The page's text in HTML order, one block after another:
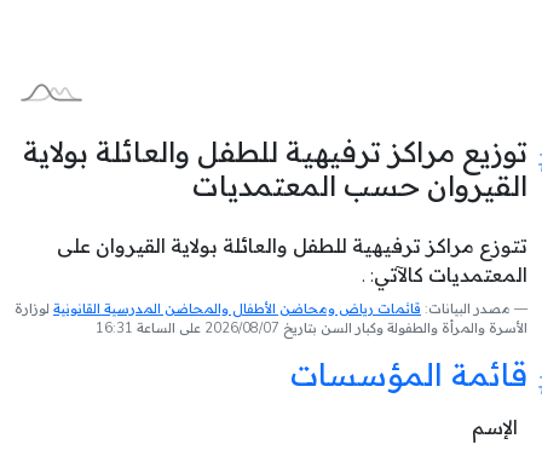
توزيع مراكز ترفيهية للطفل والعائلة بولاية
القيروان حسب المعتمديات
تتوزع مراكز ترفيهية للطفل والعائلة بولاية القيروان على
المعتمديات كالآتي: .
مصدر البيانات: قائمات رياض ومحاضن الأطفال والمحاضن المدرسية القانونية لوزارة
الأسرة والمرأة والطفولة وكبار السن بتاريخ 2026/08/07 على الساعة 16:31
قائمة المؤسسات
الإسم